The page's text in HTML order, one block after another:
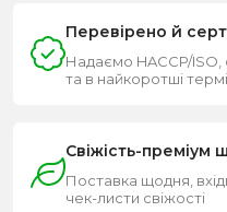
Перевірено й
Надаємо HACCP/ISO,
та в найкоротші
Свіжість-преміум
Поставка щодня,
чек-листи свіжості